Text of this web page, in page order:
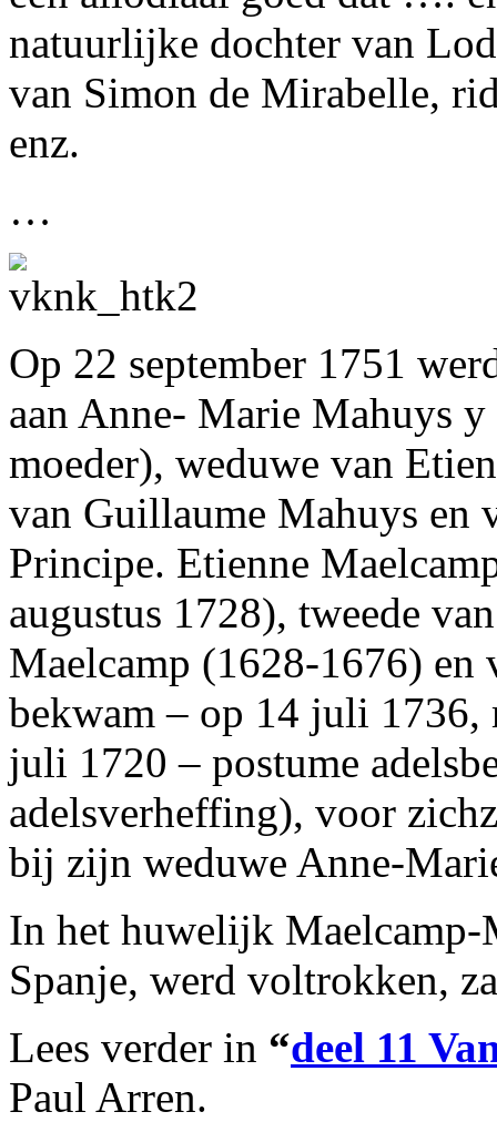
natuurlijke dochter van
van Simon de Mirabelle,
enz.
…
Op 22 september 1751
aan Anne- Marie Mahuys
moeder), weduwe van
van Guillaume Mahuys en
Principe. Etienne
augustus 1728), tweede
Maelcamp (1628-1676) en
bekwam – op 14 juli 1736,
juli 1720 – postume
adelsverheffing), voor
bij zijn weduwe Anne-
In het huwelijk
Spanje, werd voltrokken,
Lees verder in “deel 11
Paul Arren.